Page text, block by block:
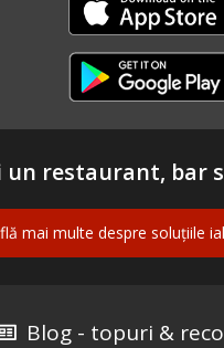
restaurant, bar
mai multe despre soluțiile
Blog - topuri &